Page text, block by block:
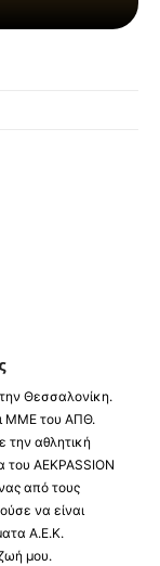
Θεσσαλονίκη.
ΜΜΕ του ΑΠΘ.
την αθλητική
του AEKPASSION
από τους
να είναι
Α.Ε.Κ.
μου.